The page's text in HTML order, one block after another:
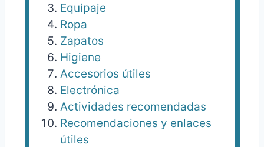
Equipaje
Ropa
Zapatos
Higiene
Accesorios útiles
Electrónica
Actividades recomendadas
Recomendaciones y enlaces
útiles